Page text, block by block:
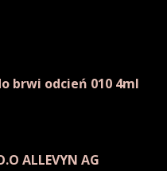
brwi odcień 010 4ml
ALLEVYN AG